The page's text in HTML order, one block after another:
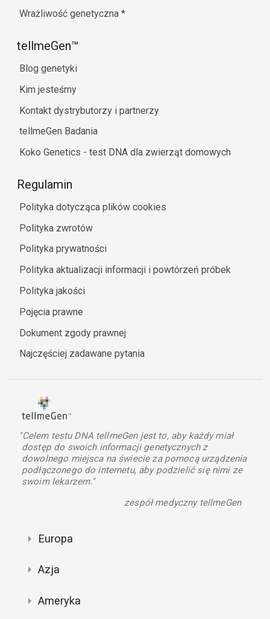
Wrażliwość genetyczna *
tellmeGen™
Blog genetyki
Kim jesteśmy
Kontakt dystrybutorzy i partnerzy
tellmeGen Badania
Koko Genetics - test DNA dla zwierząt domowych
Regulamin
Polityka dotycząca plików cookies
Polityka zwrotów
Polityka prywatności
Polityka aktualizacji informacji i powtórzeń próbek
Polityka jakości
Pojęcia prawne
Dokument zgody prawnej
Najczęściej zadawane pytania
"Celem testu DNA tellmeGen jest to, aby każdy miał
dostęp do swoich informacji genetycznych z
dowolnego miejsca na świecie za pomocą urządzenia
podłączonego do internetu, aby podzielić się nimi ze
swoim lekarzem."
zespół medyczny tellmeGen
Europa
Azja
Ameryka